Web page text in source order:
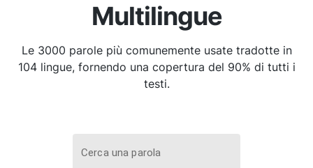
Multilingue
Le 3000 parole più comunemente usate tradotte in
104 lingue, fornendo una copertura del 90% di tutti i
testi.
Cerca una parola